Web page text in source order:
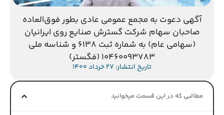
آگهی دعوت به مجمع عمومی عادی بطور فوق‌العاده
صاحبان سهام شرکت گسترش صنایع روی ایرانیان
(سهامی عام) به شماره ثبت 6138 و شناسه ملی
10460093783 (فگستر)
تاریخ انتشار: 27 خرداد 1400
مطالبی که در این قسمت میخوانید